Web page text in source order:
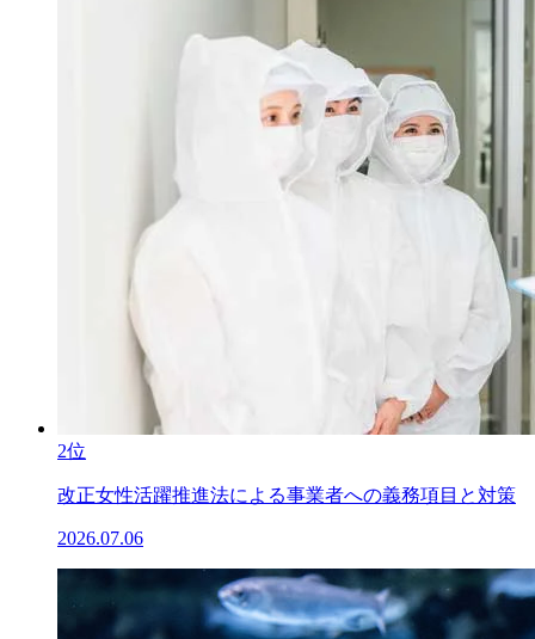
2位
改正女性活躍推進法による事業者への義務項目と対策
2026.07.06